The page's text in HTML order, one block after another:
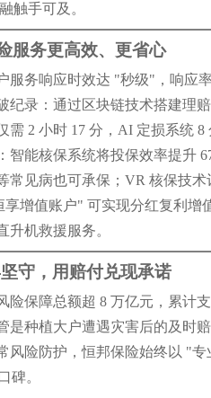
触手可及。
服务更高效、更省心
服务响应时效达 "秒级"，响应
纪录：通过区块链技术搭建理
需 2 小时 17 分，AI 定损系统
智能核保系统将投保效率提升
常见病也可承保；VR 核保技
增值账户" 可实现分红复利增
升机救援服务。
守，用赔付兑现承诺
险保障总额超 8 万亿元，累计
是种植大户遭遇灾害后的及时
风险防护，恒邦保险始终以 "
碑。